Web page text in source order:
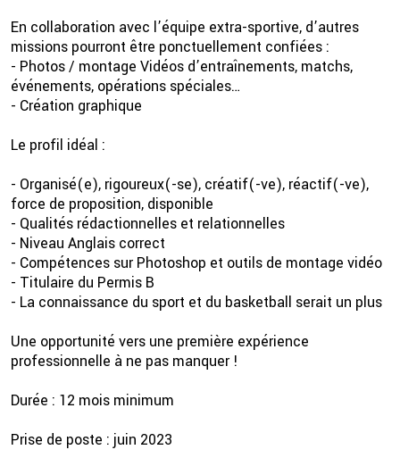
En collaboration avec l’équipe extra-sportive, d’autres
missions pourront être ponctuellement confiées :
- Photos / montage Vidéos d’entraînements, matchs,
événements, opérations spéciales…
- Création graphique
Le profil idéal :
- Organisé(e), rigoureux(-se), créatif(-ve), réactif(-ve),
force de proposition, disponible
- Qualités rédactionnelles et relationnelles
- Niveau Anglais correct
- Compétences sur Photoshop et outils de montage vidéo
- Titulaire du Permis B
- La connaissance du sport et du basketball serait un plus
Une opportunité vers une première expérience
professionnelle à ne pas manquer !
Durée : 12 mois minimum
Prise de poste : juin 2023